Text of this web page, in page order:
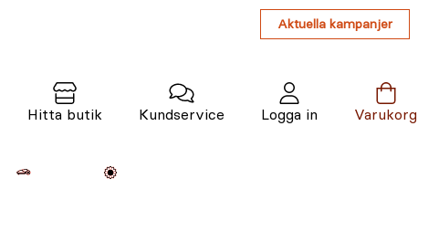
Aktuella kampanjer
Hitta butik Kundservice Logga in Varukorg